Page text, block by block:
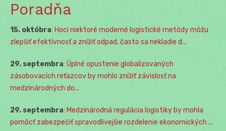
Poradňa
15. októbra: Hoci niektoré moderné logistické metódy môžu
zlepšiť efektívnosť a znížiť odpad, často sa nekladie d...
29. septembra: Úplné opustenie globalizovaných
zásobovacích reťazcov by mohlo znížiť závislosť na
medzinárodných do...
29. septembra: Medzinárodná regulácia logistiky by mohla
pomôcť zabezpečiť spravodlivejšie rozdelenie ekonomických ...